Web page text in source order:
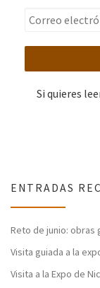
Si quieres
ENTRADAS
Reto de junio: obras
Visita guiada a la
Visita a la Expo de